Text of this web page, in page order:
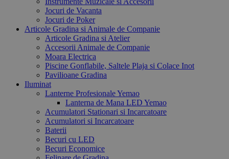
Jocuri de Vacanta
Jocuri de Poker
Articole Gradina si Animale de Companie
Articole Gradina si Atelier
Accesorii Animale de Companie
Moara Electrica
Piscine Gonflabile, Saltele Plaja si Colace Inot
Pavilioane Gradina
Iluminat
Lanterne Profesionale Yemao
Lanterna de Mana LED Yemao
Acumulatori Stationari si Incarcatoare
Acumulatori si Incarcatoare
Baterii
Becuri cu LED
Becuri Economice